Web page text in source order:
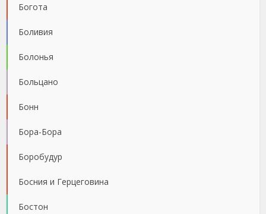
Богота
Боливия
Болонья
Больцано
Бонн
Бора-Бора
Боробудур
Босния и Герцеговина
Бостон